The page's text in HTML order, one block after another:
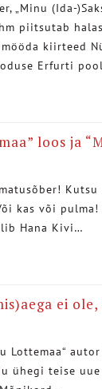
„Minu (Ida-
piitsutab
kiirteed
Erfurti
loos ja
kas või pulma!
Hana Kivi…
ei ole,
Lottemaa“
ühegi teise